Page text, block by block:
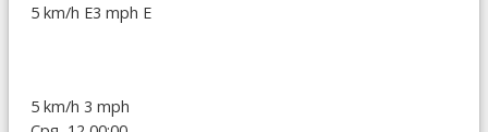
5 km/h E3 mph E
5 km/h 3 mph